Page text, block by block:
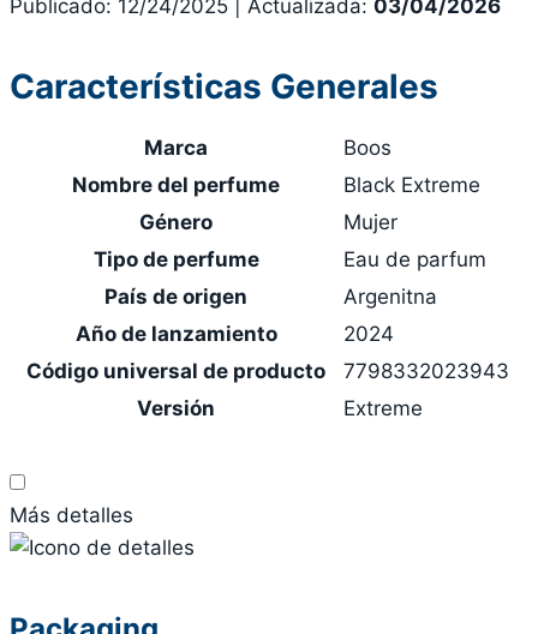
Publicado: 12/24/2025 Actualizada: 03/04/2026
Características Generales
Marca
Boos
Nombre del perfume
Black Extreme
Género
Mujer
Tipo de perfume
Eau de parfum
País de origen
Argenitna
Año de lanzamiento
2024
Código universal de producto
7798332023943
Versión
Extreme
Más detalles